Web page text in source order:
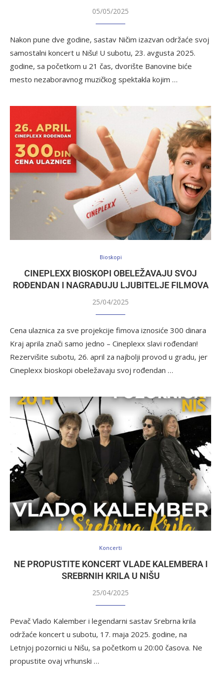
05/05/2025
Nakon pune dve godine, sastav Ničim izazvan održaće svoj
samostalni koncert u Nišu! U subotu, 23. avgusta 2025.
godine, sa početkom u 21 čas, dvorište Banovine biće
mesto nezaboravnog muzičkog spektakla kojim …
Bioskopi
CINEPLEXX BIOSKOPI OBELEŽAVAJU SVOJ
ROĐENDAN I NAGRAĐUJU LJUBITELJE FILMOVA
25/04/2025
Cena ulaznica za sve projekcije fimova iznosiće 300 dinara
Kraj aprila znači samo jedno – Cineplexx slavi rođendan!
Rezervišite subotu, 26. april za najbolji provod u gradu, jer
Cineplexx bioskopi obeležavaju svoj rođendan …
Koncerti
NE PROPUSTITE KONCERT VLADE KALEMBERA I
SREBRNIH KRILA U NIŠU
25/04/2025
Pevač Vlado Kalember i legendarni sastav Srebrna krila
održaće koncert u subotu, 17. maja 2025. godine, na
Letnjoj pozornici u Nišu, sa početkom u 20:00 časova. Ne
propustite ovaj vrhunski …